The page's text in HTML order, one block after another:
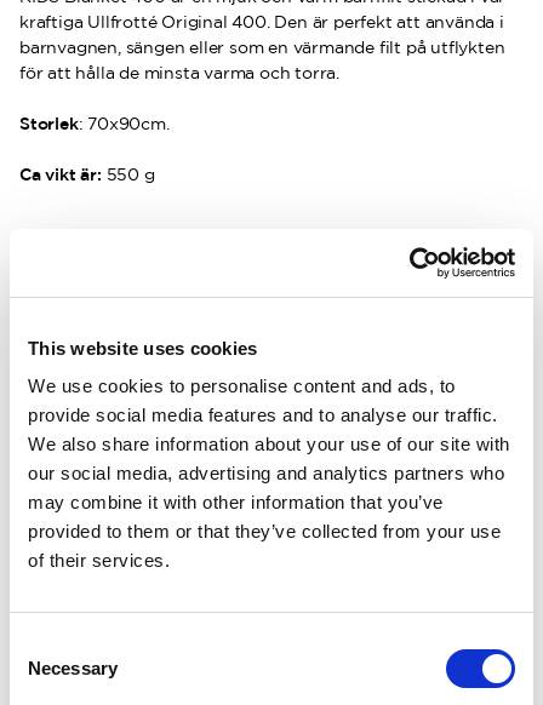
This website uses cookies
We use cookies to personalise content and ads, to
provide social media features and to analyse our traffic.
We also share information about your use of our site with
our social media, advertising and analytics partners who
may combine it with other information that you’ve
provided to them or that they’ve collected from your use
of their services.
Selection
Necessary
kraftiga Ullfrotté Original 400. Den är perfekt att använda i
barnvagnen, sängen eller som en värmande filt på utflykten
för att hålla de minsta varma och torra.
Storlek: 70x90cm.
Ca vikt är: 550 g
LEVERANSINFORMATION
Matchande produkter
För 2 - 10 år
Skyddar ansiktet. Hög isoleringsförmåga. Andas bra. Extra värme för